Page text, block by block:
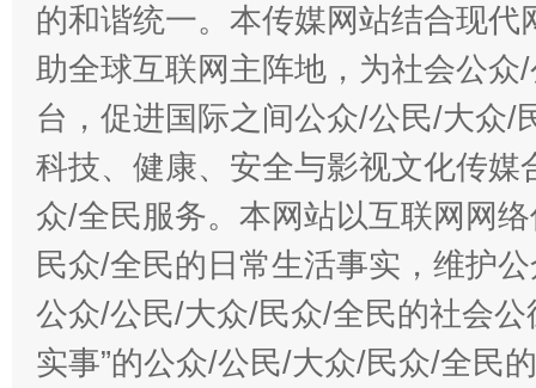
的和谐统一。本传媒网站结合现
助全球互联网主阵地，为社会公
台，促进国际之间公众/公民/大众/
科技、健康、安全与影视文化传
众/全民服务。本网站以互联网网
民众/全民的日常生活事实，维护
公众/公民/大众/民众/全民的社会公
实事”的公众/公民/大众/民众/全民